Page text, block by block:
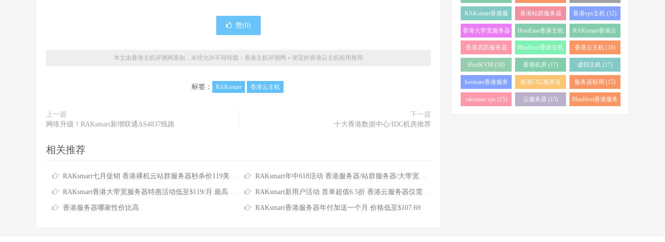
赞(0)
本文由香港主机评测网原创，未经允许不得转载： 香港主机评测网 » 便宜的香港云主机租用推荐
标签： RAKsmart 香港云主机
上一篇
网络升级！RAKsmart新增联通AS4837线路
下一篇
十大香港数据中心/IDC机房推荐
相关推荐
RAKsmart七月促销 香港裸机云站群服务器秒杀价119美元 香港大带宽服务器最高立减1000美元 RAKsmart年中618活动 香港服务器/站群服务器/大带宽服务器/高防服务器全场6.1折
RAKsmart香港大带宽服务器特惠活动低至$119/月 最高立减$2700 RAKsmart新用户活动 首单超值6.5折 香港云服务器仅需$3.99
香港服务器哪家性价比高 RAKsmart香港服务器年付加送一个月 价格低至$107.69
(43)
RAKsmart香港服
务器 (38)
香港站群服务器
(34)
香港vps主机 (32)
香港大带宽服务器
(32)
HostEase香港主机
(28)
RAKsmart香港云
服务器 (23)
香港高防服务器
(22)
BlueHost香港主机
(21)
香港云主机 (18)
HostKVM (18) 香港机房 (17) 虚拟主机 (17)
hostease香港服务
器 (17)
香港CN2服务器
(17)
服务器租用 (15)
raksmart vps (15) 云服务器 (15)
BlueHost香港服务